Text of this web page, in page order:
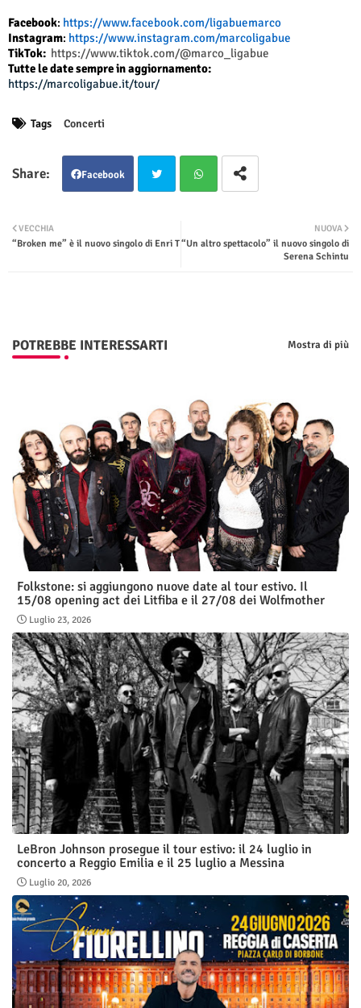
Facebook: https://www.facebook.com/ligabuemarco
Instagram: https://www.instagram.com/marcoligabue
TikTok: https://www.tiktok.com/@marco_ligabue
Tutte le date sempre in aggiornamento:
https://marcoligabue.it/tour/
Tags Concerti
Facebook
ter tsap
NUOVA
“Un altro spettacolo” il nuovo singolo di
Serena Schintu
VECCHIA
“Broken me” è il nuovo singolo di Enri T
POTREBBE INTERESSARTI Mostra di più
Folkstone: si aggiungono nuove date al tour estivo. Il
15/08 opening act dei Litfiba e il 27/08 dei Wolfmother
Luglio 23, 2026
LeBron Johnson prosegue il tour estivo: il 24 luglio in
concerto a Reggio Emilia e il 25 luglio a Messina
Luglio 20, 2026